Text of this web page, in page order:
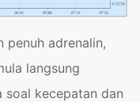
penuh adrenalin,
langsung
soal kecepatan dan